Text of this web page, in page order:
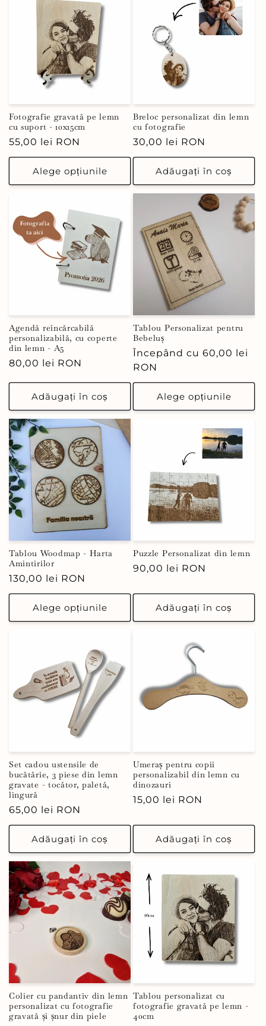
Fotografie gravată pe lemn
cu suport - 10x15cm
Preț
obișnuit
55,00 lei RON
Alege opțiunile
Breloc personalizat din lemn
cu fotografie
Preț
obișnuit
30,00 lei RON
Adăugați în coș
Agendă reîncărcabilă
personalizabilă, cu coperte
din lemn - A5
Preț
80,00 lei RON
Adăugați în coș
Tablou Personalizat pentru
Bebeluș
Preț
obișnuit
Începând cu 60,00 lei
RON
Alege opțiunile
Tablou Woodmap - Harta
Amintirilor
Preț
obișnuit
130,00 lei RON
Alege opțiunile
Puzzle Personalizat din lemn
Preț
90,00 lei RON
Adăugați în coș
Set cadou ustensile de
bucătărie, 3 piese din lemn
gravate - tocător, paletă,
lingură
Preț
obișnuit
65,00 lei RON
Adăugați în coș
Umeraș pentru copii
personalizabil din lemn cu
dinozauri
Preț
15,00 lei RON
Adăugați în coș
Colier cu pandantiv din lemn
personalizat cu fotografie
gravată și șnur din piele
Tablou personalizat cu
fotografie gravată pe lemn -
40cm